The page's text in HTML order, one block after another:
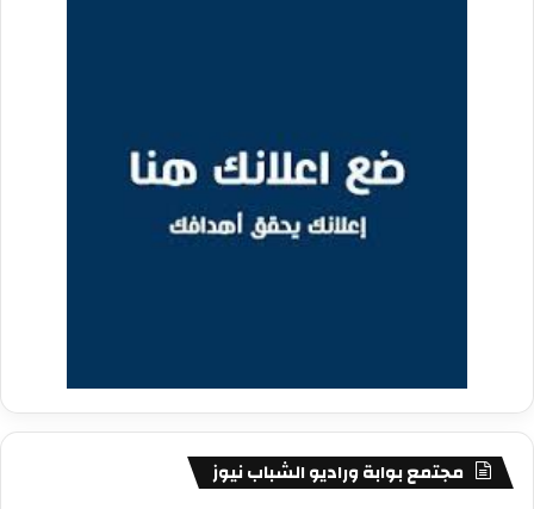
مجتمع بوابة وراديو الشباب نيوز